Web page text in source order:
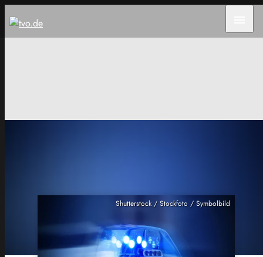
Shutterstock / Stockfoto / Symbolbild